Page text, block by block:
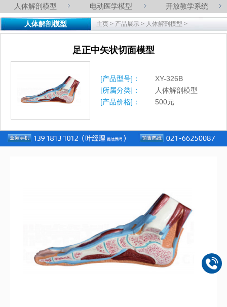
人体解剖模型
电动医学模型 开放教学系统
人体解剖模型 主页 > 产品展示 > 人体解剖模型 >
足正中矢状切面模型
[产品型号]：
XY-326B
[所属分类]：
人体解剖模型
[产品价格]：
500元